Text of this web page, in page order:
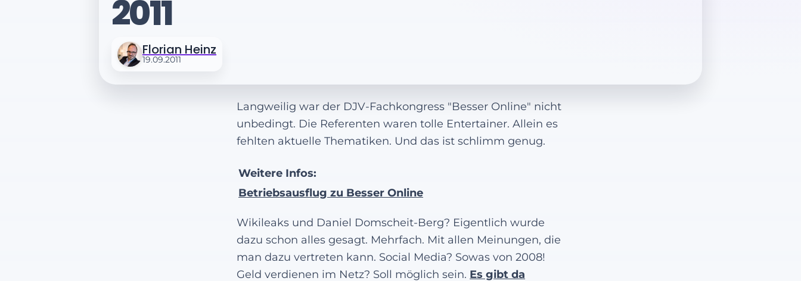
2011
Florian Heinz
19.09.2011
Langweilig war der DJV-Fachkongress "Besser Online" nicht
unbedingt. Die Referenten waren tolle Entertainer. Allein es
fehlten aktuelle Thematiken. Und das ist schlimm genug.
Weitere Infos:
Betriebsausflug zu Besser Online
Wikileaks und Daniel Domscheit-Berg? Eigentlich wurde
dazu schon alles gesagt. Mehrfach. Mit allen Meinungen, die
man dazu vertreten kann. Social Media? Sowas von 2008!
Geld verdienen im Netz? Soll möglich sein. Es gibt da